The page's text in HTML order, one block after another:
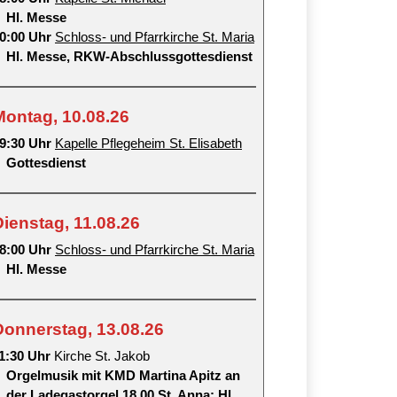
Hl. Messe
Uhr Schloss- und Pfarrkirche St. Maria
Hl. Messe, RKW-Abschlussgottesdienst
10.08.26
Uhr Kapelle Pflegeheim St. Elisabeth
Gottesdienst
11.08.26
Uhr Schloss- und Pfarrkirche St. Maria
Hl. Messe
13.08.26
Uhr Kirche St. Jakob
Orgelmusik mit KMD Martina Apitz an